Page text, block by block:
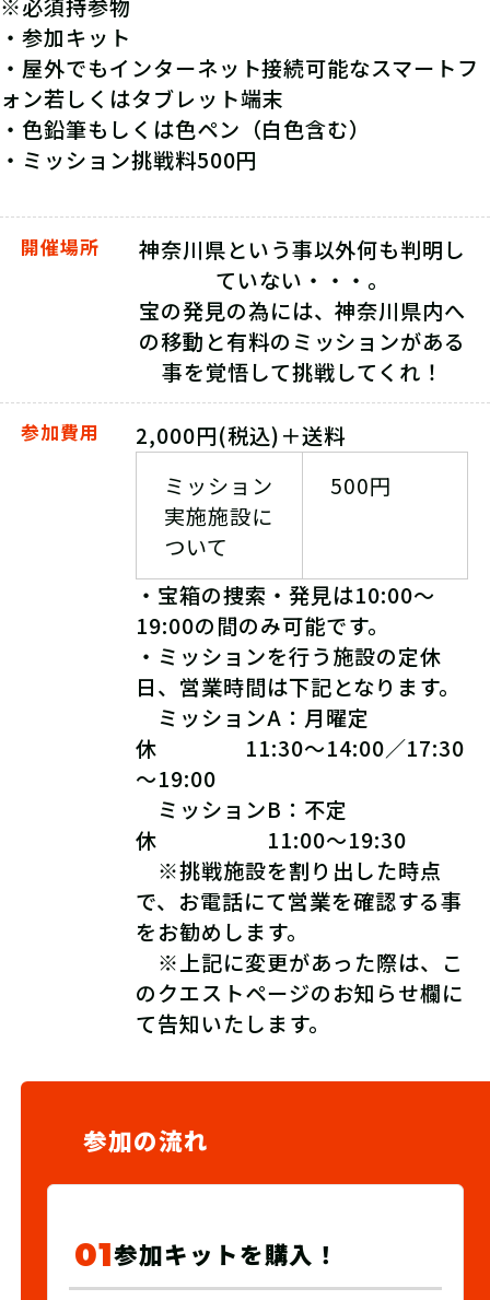
※必須持参物
・参加キット
・屋外でもインターネット接続可能なスマートフ
ォン若しくはタブレット端末
・色鉛筆もしくは色ペン（白色含む）
・ミッション挑戦料500円
開催場所
神奈川県という事以外何も判明し
ていない・・・。
宝の発見の為には、神奈川県内へ
の移動と有料のミッションがある
事を覚悟して挑戦してくれ！
参加費用
2,000円(税込)＋送料
ミッション
実施施設に
ついて
500円
・宝箱の捜索・発見は10:00～
19:00の間のみ可能です。
・ミッションを行う施設の定休
日、営業時間は下記となります。
ミッションA：月曜定
休 11:30～14:00／17:30
～19:00
ミッションB：不定
休 11:00～19:30
※挑戦施設を割り出した時点
で、お電話にて営業を確認する事
をお勧めします。
※上記に変更があった際は、こ
のクエストページのお知らせ欄に
て告知いたします。
参加の流れ
01参加キットを購入！